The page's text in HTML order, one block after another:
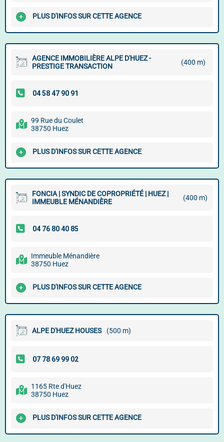
PLUS D'INFOS SUR CETTE AGENCE
AGENCE IMMOBILIÈRE ALPE D'HUEZ -
PRESTIGE TRANSACTION
(400 m)
99 Rue du Coulet
38750 Huez
PLUS D'INFOS SUR CETTE AGENCE
FONCIA | SYNDIC DE COPROPRIÉTÉ | HUEZ |
IMMEUBLE MÉNANDIÈRE
(400 m)
Immeuble Ménandière
38750 Huez
PLUS D'INFOS SUR CETTE AGENCE
ALPE D'HUEZ HOUSES (500 m)
1165 Rte d'Huez
38750 Huez
PLUS D'INFOS SUR CETTE AGENCE